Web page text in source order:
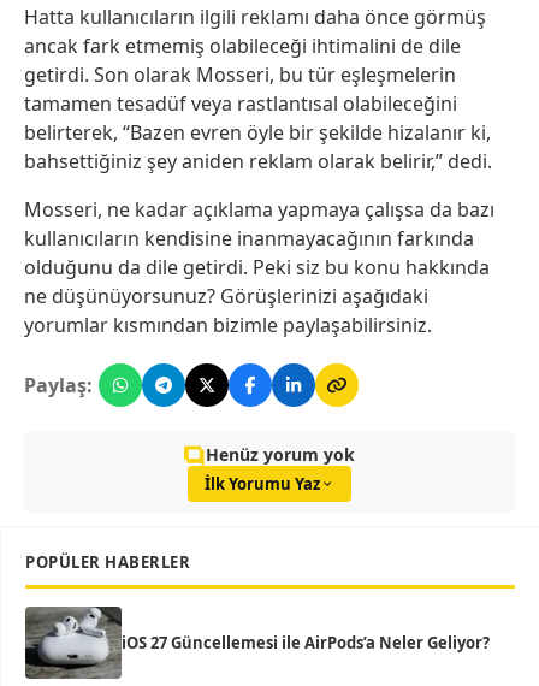
Hatta kullanıcıların ilgili reklamı daha önce görmüş
ancak fark etmemiş olabileceği ihtimalini de dile
getirdi. Son olarak Mosseri, bu tür eşleşmelerin
tamamen tesadüf veya rastlantısal olabileceğini
belirterek, “Bazen evren öyle bir şekilde hizalanır ki,
bahsettiğiniz şey aniden reklam olarak belirir,” dedi.
Mosseri, ne kadar açıklama yapmaya çalışsa da bazı
kullanıcıların kendisine inanmayacağının farkında
olduğunu da dile getirdi. Peki siz bu konu hakkında
ne düşünüyorsunuz? Görüşlerinizi aşağıdaki
yorumlar kısmından bizimle paylaşabilirsiniz.
Paylaş:
Henüz yorum yok
İlk Yorumu Yaz
POPÜLER HABERLER
iOS 27 Güncellemesi ile AirPods’a Neler Geliyor?